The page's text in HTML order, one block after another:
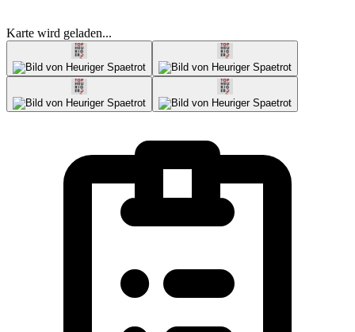
Karte wird geladen...